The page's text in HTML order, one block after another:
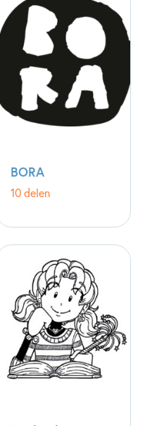
BORA
10 delen